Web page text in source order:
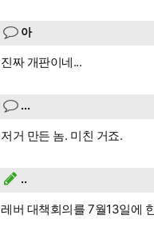
아
진짜 개판이네...
...
저거 만든 놈. 미친 거죠.
..
레버 대책회의를 7월13일에